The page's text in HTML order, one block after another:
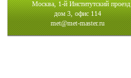
Москва, 1-й Институтский проезд
дом 3, офис 114
met@met-master.ru